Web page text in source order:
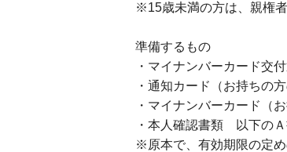
※15歳未満の方は、親権
準備するもの
・マイナンバーカード交
・通知カード（お持ちの方
・マイナンバーカード（
・本人確認書類 以下の
※原本で、有効期限の定め